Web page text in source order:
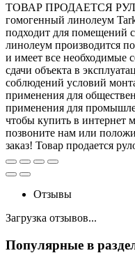
ТОВАР ПРОДАЕТСЯ
гомогенный линолеум
подходит для помещений
линолеум производится
и имеет все необходимые
сдачи объекта в
соблюдений условий
применения для
применения для
чтобы купить в интернет
позвоните нам или
заказ! Товар продается
Отзывы
Загрузка отзывов...
Популярные в